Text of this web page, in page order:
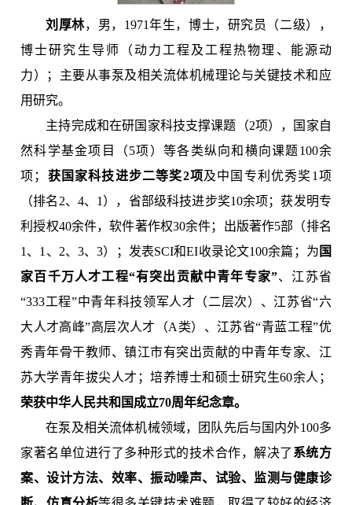
刘厚林，男，1971年生，博士，研究员（二级），
博士研究生导师（动力工程及工程热物理、能源动
力）；主要从事泵及相关流体机械理论与关键技术和应
用研究。
主持完成和在研国家科技支撑课题（2项），国家自
然科学基金项目（5项）等各类纵向和横向课题100余
项； 获国家科技进步二等奖2项及中国专利优秀奖1项
（排名2、4、1），省部级科技进步奖10余项；获发明专
利授权40余件，软件著作权30余件；出版著作5部（排名
1、1、2、3、3）；发表SCI和EI收录论文100余篇；为 国
家百千万人才工程“有突出贡献中青年专家”、江苏省
“333工程”中青年科技领军人才（二层次）、江苏省“六
大人才高峰”高层次人才（A类）、江苏省“青蓝工程”优
秀青年骨干教师、镇江市有突出贡献的中青年专家、江
苏大学青年拔尖人才；培养博士和硕士研究生60余人；
荣获中华人民共和国成立70周年纪念章。
在泵及相关流体机械领域，团队先后与国内外100多
家著名单位进行了多种形式的技术合作，解决了 系统方
案、设计方法、效率、振动噪声、试验、监测与健康诊